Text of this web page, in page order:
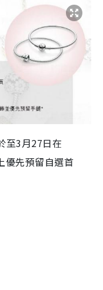
至3月27日在
優先預留自選首